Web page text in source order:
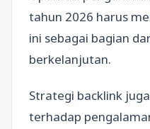
tahun 2026 harus
ini sebagai bagian
berkelanjutan.
Strategi backlink
terhadap